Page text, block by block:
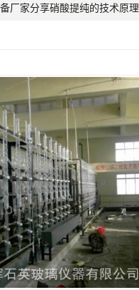
厂家分享硝酸提纯的技术原理